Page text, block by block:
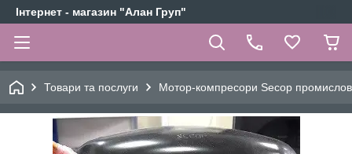
Інтернет - магазин "Алан Груп"
Товари та послуги Мотор-компресори Secop